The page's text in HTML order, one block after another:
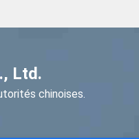
Ltd.
chinoises.